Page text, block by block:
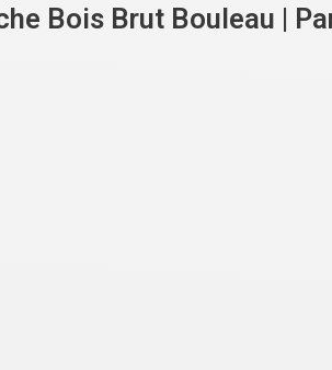
Bois Brut Bouleau |